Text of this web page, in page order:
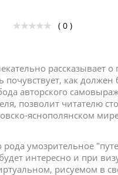
( 0 )
рассказывает о
почувствует, как
авторского
позволит читателю
яснополянском
рода умозрительное
интересно и при
рисуемом в